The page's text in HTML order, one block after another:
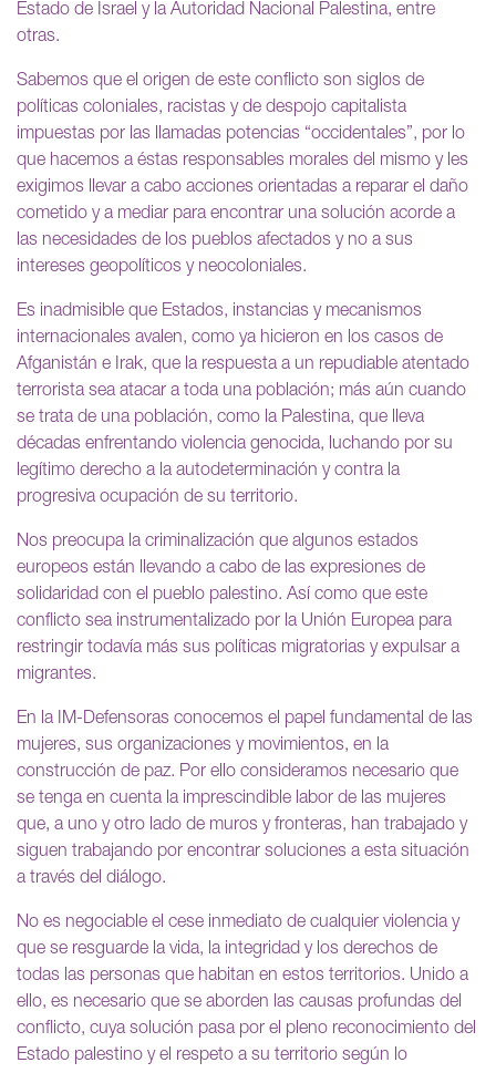
Estado de Israel y la Autoridad Nacional Palestina, entre
otras.
Sabemos que el origen de este conflicto son siglos de
políticas coloniales, racistas y de despojo capitalista
impuestas por las llamadas potencias “occidentales”, por lo
que hacemos a éstas responsables morales del mismo y les
exigimos llevar a cabo acciones orientadas a reparar el daño
cometido y a mediar para encontrar una solución acorde a
las necesidades de los pueblos afectados y no a sus
intereses geopolíticos y neocoloniales.
Es inadmisible que Estados, instancias y mecanismos
internacionales avalen, como ya hicieron en los casos de
Afganistán e Irak, que la respuesta a un repudiable atentado
terrorista sea atacar a toda una población; más aún cuando
se trata de una población, como la Palestina, que lleva
décadas enfrentando violencia genocida, luchando por su
legítimo derecho a la autodeterminación y contra la
progresiva ocupación de su territorio.
Nos preocupa la criminalización que algunos estados
europeos están llevando a cabo de las expresiones de
solidaridad con el pueblo palestino. Así como que este
conflicto sea instrumentalizado por la Unión Europea para
restringir todavía más sus políticas migratorias y expulsar a
migrantes.
En la IM-Defensoras conocemos el papel fundamental de las
mujeres, sus organizaciones y movimientos, en la
construcción de paz. Por ello consideramos necesario que
se tenga en cuenta la imprescindible labor de las mujeres
que, a uno y otro lado de muros y fronteras, han trabajado y
siguen trabajando por encontrar soluciones a esta situación
a través del diálogo.
No es negociable el cese inmediato de cualquier violencia y
que se resguarde la vida, la integridad y los derechos de
todas las personas que habitan en estos territorios. Unido a
ello, es necesario que se aborden las causas profundas del
conflicto, cuya solución pasa por el pleno reconocimiento del
Estado palestino y el respeto a su territorio según lo